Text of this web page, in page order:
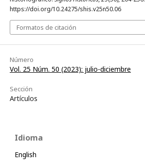
https://doi.org/10.24275/shis.v25n50.06
Formatos de citación
Número
Vol. 25 Núm. 50 (2023): julio-diciembre
Sección
Artículos
Idioma
English